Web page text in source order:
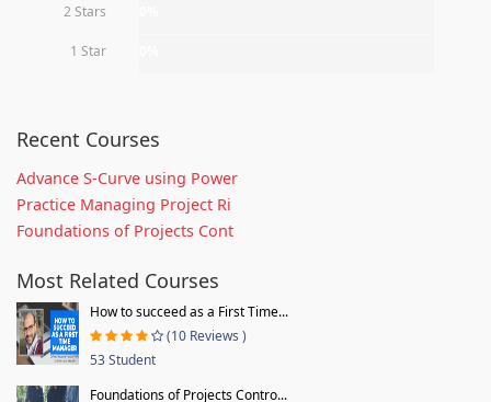
2 Stars
1 Star
Recent Courses
Advance S-Curve using Power
Practice Managing Project Ri
Foundations of Projects Cont
Most Related Courses
How to succeed as a First Time...
(10 Reviews )
53 Student
Foundations of Projects Contro...